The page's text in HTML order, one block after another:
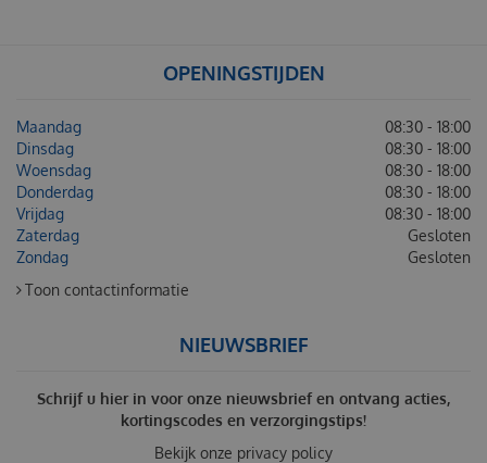
OPENINGSTIJDEN
Maandag
08:30 - 18:00
Dinsdag
08:30 - 18:00
Woensdag
08:30 - 18:00
Donderdag
08:30 - 18:00
Vrijdag
08:30 - 18:00
Zaterdag
Gesloten
Zondag
Gesloten
Toon contactinformatie
NIEUWSBRIEF
Schrijf u hier in voor onze nieuwsbrief en ontvang acties,
kortingscodes en verzorgingstips!
Bekijk onze privacy policy